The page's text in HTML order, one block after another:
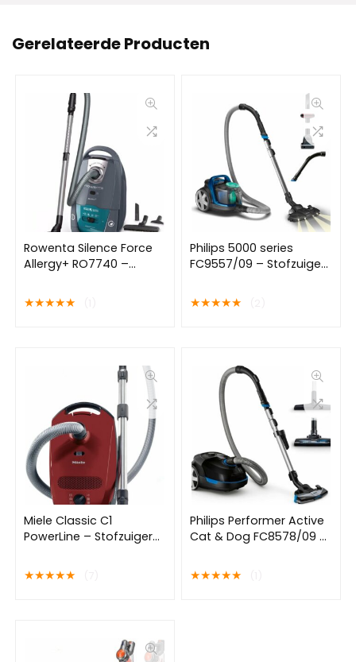
Gerelateerde Producten
Rowenta Silence Force
Allergy+ RO7740 –
Allergie filter
★★★★★
Philips 5000 series
FC9557/09 – Stofzuiger
★★★★★
Miele Classic C1
PowerLine – Stofzuiger
★★★★★
Philips Performer Active
Cat & Dog FC8578/09 –
★★★★★